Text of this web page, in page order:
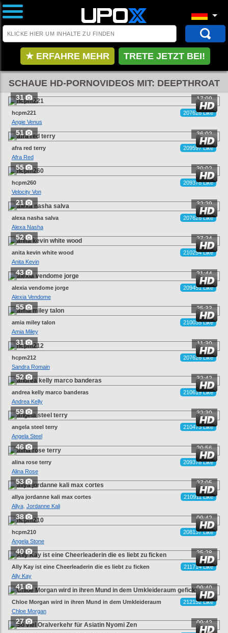
★ ERFAHRE MEHR TRETE JETZT BEI!
SCHAUE HD-PORNOVIDEOS MIT: DEEPTHROAT
17:09
31
207626 Like
hcpm221
Angie Venus
36:02
51
209597 Like
afra red terry
Afra Red
30:02
55
209378 Like
hcpm260
Velocity Von
32:29
21
207626 Like
alexa nasha salva
Alexa Nasha
27:24
52
210254 Like
anita kevin white wood
Anita Kevin
21:44
43
209451 Like
alexia vendome jorge
Alexia Vendome
25:33
55
210035 Like
amia miley talon
Amia Miley
11:30
31
207626 Like
hcpm212
Sandra Romain
32:42
52
210619 Like
andrea kelly marco banderas
Andrea Kelly
32:30
59
210473 Like
angela steel terry
Angela Steel
20:56
46
209378 Like
alina rose terry
Alina Rose
27:05
53
210911 Like
allya jordanne kali max cortes
Allya, Jordanne Kali
09:42
38
208137 Like
hcpm210
Angela Stone
25:28
40
211714 Like
Ally Kay ist eine Cheerleaderin die es liebt zu ficken
Ally Kay
09:40
41
212152 Like
Chloe Morgan wird in ihren Mund in dem Umkleideraum
gefickt
Chloe Morgan
09:42
27